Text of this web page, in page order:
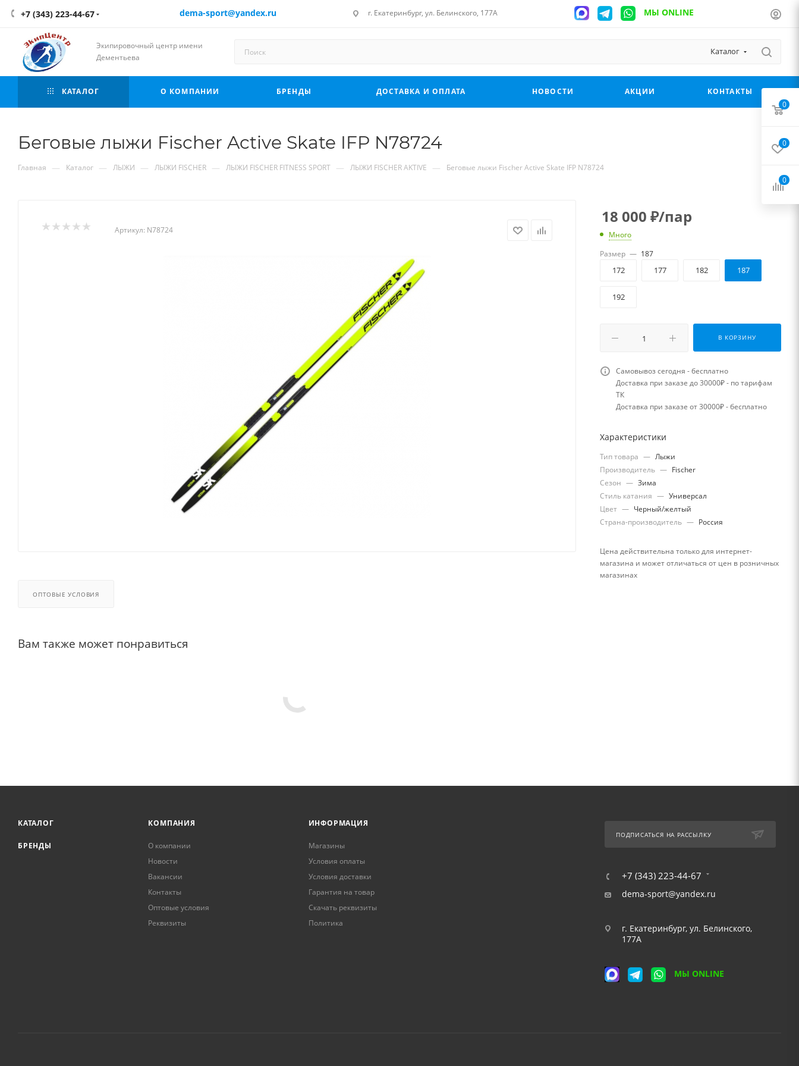
+7 (343) 223-44-67 dema-sport@yandex.ru г. Екатеринбург, ул. Белинского, 177А МЫ ONLINE
Экипировочный центр имени
Дементьева
Каталог
КАТАЛОГ О КОМПАНИИ БРЕНДЫ ДОСТАВКА И ОПЛАТА НОВОСТИ АКЦИИ КОНТАКТЫ
Беговые лыжи Fischer Active Skate IFP N78724
Главная — Каталог — ЛЫЖИ — ЛЫЖИ FISCHER — ЛЫЖИ FISCHER FITNESS SPORT — ЛЫЖИ FISCHER AKTIVE — Беговые лыжи Fischer Active Skate IFP N78724
Артикул: N78724
ОПТОВЫЕ УСЛОВИЯ
Вам также может понравиться
18 000 ₽/пар
Много
Размер — 187
172 177 182 187
192
В КОРЗИНУ
Самовывоз сегодня - бесплатно
Доставка при заказе до 30000₽ - по тарифам
ТК
Доставка при заказе от 30000₽ - бесплатно
Характеристики
Тип товара — Лыжи
Производитель — Fischer
Сезон — Зима
Стиль катания — Универсал
Цвет — Черный/желтый
Страна-производитель — Россия
Цена действительна только для интернет-
магазина и может отличаться от цен в розничных
магазинах
КАТАЛОГ
БРЕНДЫ
КОМПАНИЯ
О компании
Новости
Вакансии
Контакты
Оптовые условия
Реквизиты
ИНФОРМАЦИЯ
Магазины
Условия оплаты
Условия доставки
Гарантия на товар
Скачать реквизиты
Политика
ПОДПИСАТЬСЯ НА РАССЫЛКУ
+7 (343) 223-44-67
dema-sport@yandex.ru
г. Екатеринбург, ул. Белинского,
177А
МЫ ONLINE
0
0
0